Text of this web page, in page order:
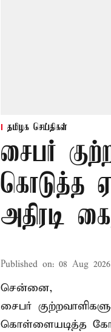
தமிழக செய்திகள்
சைபர்
கொடுத்த
அதிரடி
Published on: 08 Aug
சென்னை,
சைபர்
கொள்ளையடித்த